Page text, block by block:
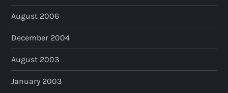
August 2006
December 2004
August 2003
January 2003